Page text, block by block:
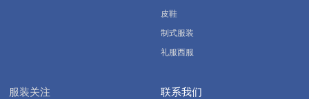
皮鞋
制式服装
礼服西服
服装关注 联系我们